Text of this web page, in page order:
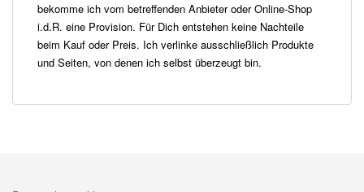
bekomme ich vom betreffenden Anbieter oder Online-Shop
i.d.R. eine Provision. Für Dich entstehen keine Nachteile
beim Kauf oder Preis. Ich verlinke ausschließlich Produkte
und Seiten, von denen ich selbst überzeugt bin.